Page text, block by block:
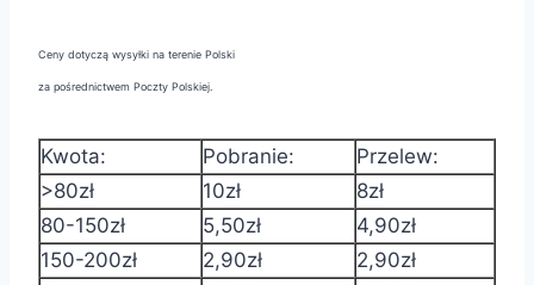
Ceny dotyczą wysyłki na terenie Polski
za pośrednictwem Poczty Polskiej.
Kwota: Pobranie:
Przelew:
>80zł
10zł
8zł
80-150zł
5,50zł
4,90zł
150-200zł
2,90zł
2,90zł